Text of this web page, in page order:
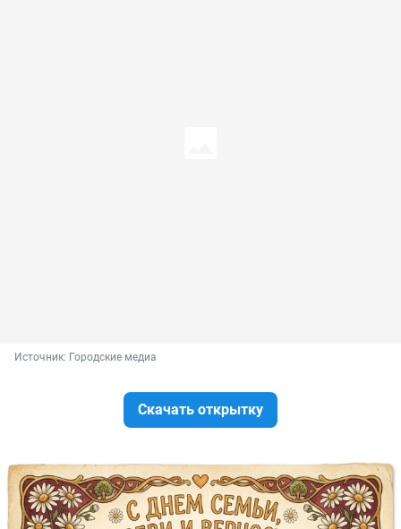
Источник: Городские медиа
Скачать открытку